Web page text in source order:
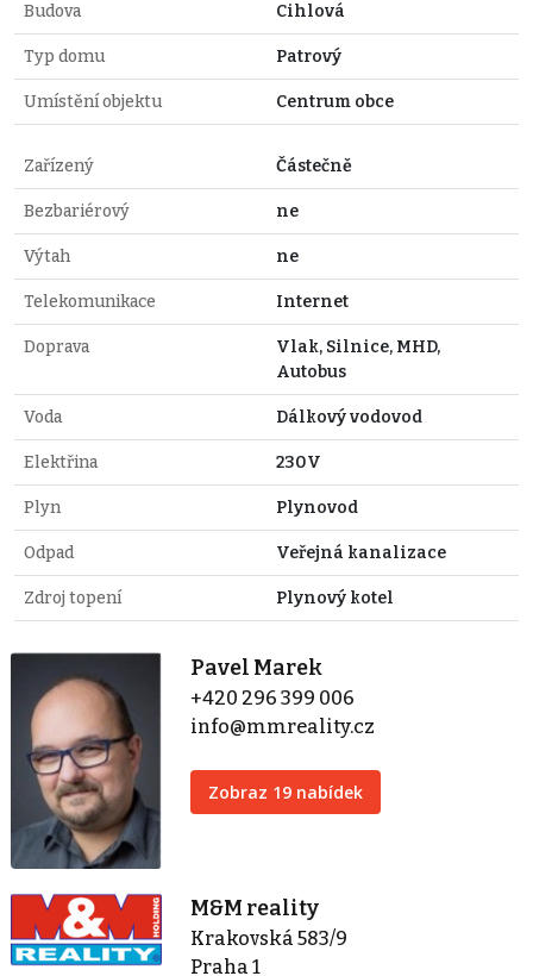
Budova Cihlová
Typ domu Patrový
Umístění objektu Centrum obce
Zařízený Částečně
Bezbariérový ne
Výtah ne
Telekomunikace Internet
Doprava
Vlak, Silnice, MHD,
Autobus
Voda Dálkový vodovod
Elektřina 230V
Plyn Plynovod
Odpad Veřejná kanalizace
Zdroj topení Plynový kotel
Pavel Marek
+420 296 399 006
info@mmreality.cz
Zobraz 19 nabídek
M&M reality
Krakovská 583/9
Praha 1